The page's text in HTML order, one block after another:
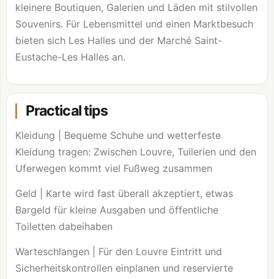
kleinere Boutiquen, Galerien und Läden mit stilvollen
Souvenirs. Für Lebensmittel und einen Marktbesuch
bieten sich Les Halles und der Marché Saint-
Eustache-Les Halles an.
Practical tips
Kleidung | Bequeme Schuhe und wetterfeste
Kleidung tragen: Zwischen Louvre, Tuilerien und den
Uferwegen kommt viel Fußweg zusammen
Geld | Karte wird fast überall akzeptiert, etwas
Bargeld für kleine Ausgaben und öffentliche
Toiletten dabeihaben
Warteschlangen | Für den Louvre Eintritt und
Sicherheitskontrollen einplanen und reservierte